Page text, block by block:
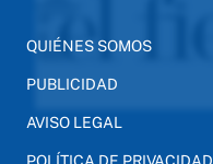
QUIÉNES SOMOS
PUBLICIDAD
AVISO LEGAL